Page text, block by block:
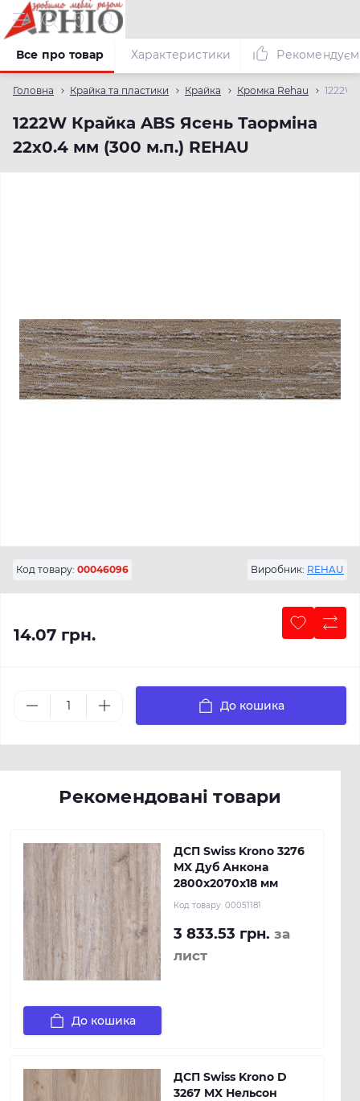
Головна Крайка та пластики Крайка Кромка Rehau
1222W Крайка ABS Ясень Таорміна
22х0.4 мм (300 м.п.) REHAU
Все про товар Характеристики
Код товару: 00046096 Виробник: REHAU
14.07 грн.
До кошика
Рекомендовані товари
ДСП Swiss Krono 3276
MX Дуб Анкона
2800х2070х18 мм
Код товару: 00051181
3 833.53 грн. за
лист
До кошика
ДСП Swiss Krono D
3267 MX Нельсон